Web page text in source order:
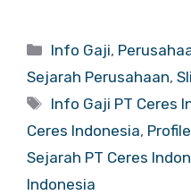
Categories
Info Gaji,
Sejarah Perusahaan,
Tags
Info Gaji PT Ceres
Ceres Indonesia,
Sejarah PT Ceres
Indonesia